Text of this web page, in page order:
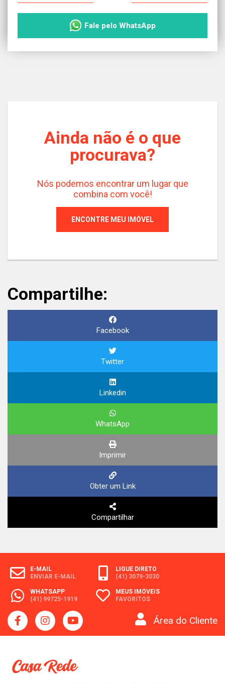
Fale pelo WhatsApp
Ainda não é o que
procurava?
Nós podemos encontrar um lugar que
combina com você!
ENCONTRE MEU IMÓVEL
Compartilhe:
Facebook
Twitter
Linkedin
WhatsApp
Imprimir
Obter um Link
Compartilhar
E-MAIL
ENVIAR E-MAIL
LIGUE DIRETO
(41) 3079-3030
WHATSAPP
(41) 99725-1919
MEUS IMÓVEIS
FAVORITOS
Área do Cliente